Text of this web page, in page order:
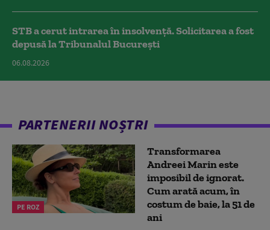
STB a cerut intrarea în insolvență. Solicitarea a fost
depusă la Tribunalul București
06.08.2026
PARTENERII NOȘTRI
PE ROZ
Transformarea
Andreei Marin este
imposibil de ignorat.
Cum arată acum, în
costum de baie, la 51 de
ani